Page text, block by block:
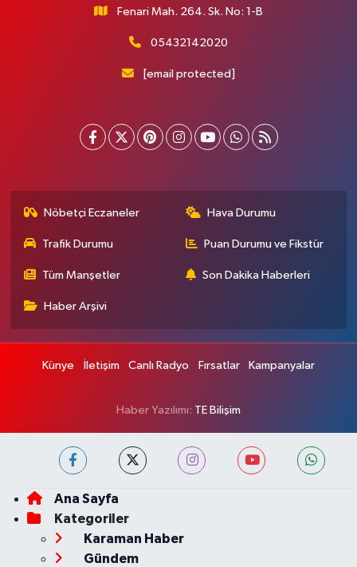
Fenari Mah. 264. Sk. No: 1-B
05432142020
[email protected]
Nöbetçi Eczaneler Hava Durumu
Trafik Durumu Puan Durumu ve Fikstür
Tüm Manşetler Son Dakika Haberleri
Haber Arşivi
Künye İletişim Canlı Radyo Fırsatlar Kampanyalar
Haber Yazılımı: TE Bilişim
Ana Sayfa
Kategoriler
Karaman Haber
Gündem